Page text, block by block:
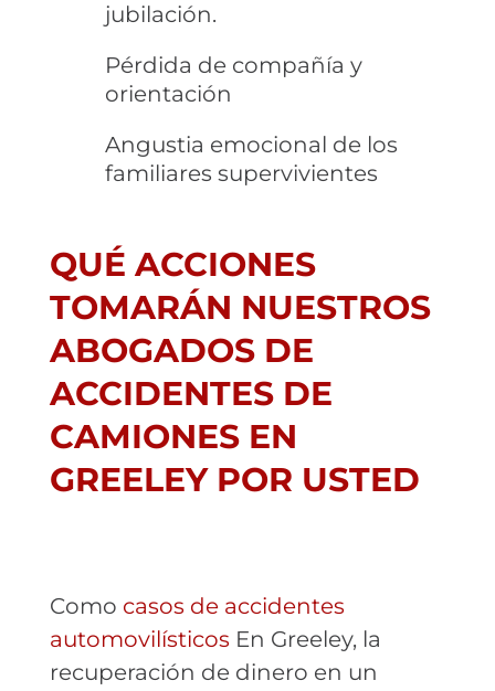
jubilación.
Pérdida de compañía y
orientación
Angustia emocional de los
familiares supervivientes
QUÉ ACCIONES
TOMARÁN NUESTROS
ABOGADOS DE
ACCIDENTES DE
CAMIONES EN
GREELEY POR USTED
Como casos de accidentes
automovilísticos En Greeley, la
recuperación de dinero en un